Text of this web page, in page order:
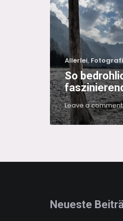
Categories
Allerlei,
So
Leave a comment
Neueste